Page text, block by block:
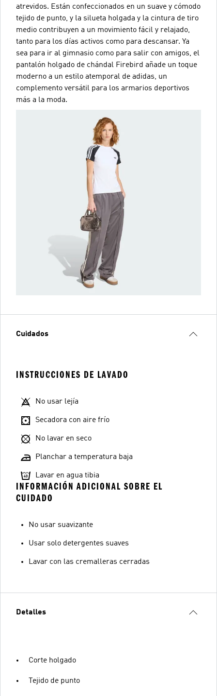
atrevidos. Están confeccionados en un suave y cómodo
tejido de punto, y la silueta holgada y la cintura de tiro
medio contribuyen a un movimiento fácil y relajado,
tanto para los días activos como para descansar. Ya
sea para ir al gimnasio como para salir con amigos, el
pantalón holgado de chándal Firebird añade un toque
moderno a un estilo atemporal de adidas, un
complemento versátil para los armarios deportivos
más a la moda.
Cuidados
INSTRUCCIONES DE LAVADO
No usar lejía
Secadora con aire frío
No lavar en seco
Planchar a temperatura baja
Lavar en agua tibia
INFORMACIÓN ADICIONAL SOBRE EL
CUIDADO
No usar suavizante
Usar solo detergentes suaves
Lavar con las cremalleras cerradas
Detalles
Corte holgado
Tejido de punto